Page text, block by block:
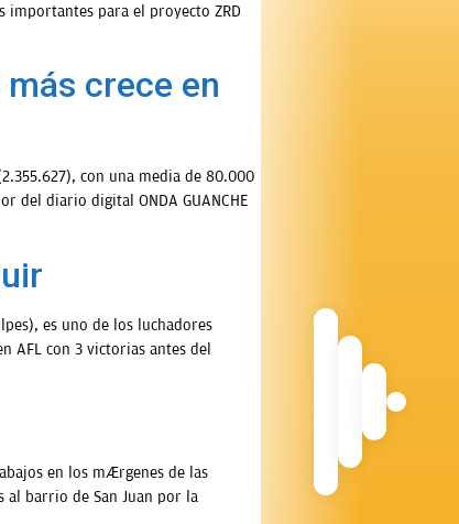
importantes para el proyecto ZRD
crece en
con una media de 80.000
del diario digital ONDA GUANCHE
es uno de los luchadores
AFL con 3 victorias antes del
en los márgenes de las
barrio de San Juan por la